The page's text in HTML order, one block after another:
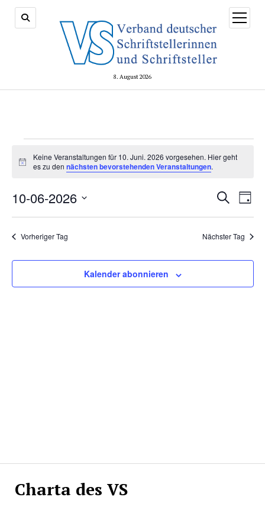
8. August 2026
Menü
öffnen
Charta des VS
Veranstaltungen
for
10.
Juni.
2026
Hinweis
Keine Veranstaltungen für 10. Juni. 2026 vorgesehen. Hier geht
es zu den nächsten bevorstehenden Veranstaltungen.
SucheTag
10-06-2026
Datum
Vorheriger Tag Nächster Tag
Kalender abonnieren